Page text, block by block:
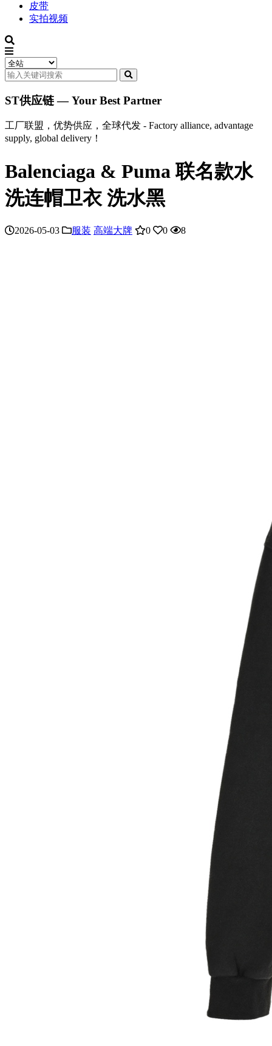
皮带
实拍视频
ST供应链 — Your Best Partner
工厂联盟，优势供应，全球代发 - Factory alliance, advantage
supply, global delivery！
Balenciaga & Puma 联名款水
洗连帽卫衣 洗水黑
2026-05-03 服装 高端大牌 0 0 8